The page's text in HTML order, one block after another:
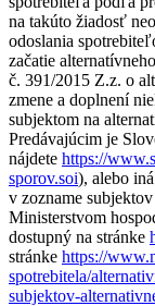
na takúto žiadosť
odoslania
začatie
č. 391/2015 Z.z. o
zmene a doplnení
subjektom na
Predávajúcim je
nájdete https://
sporov.soi), alebo
v zozname
Ministerstvom
dostupný na stránke
stránke https://
spotrebitela/
subjektov-